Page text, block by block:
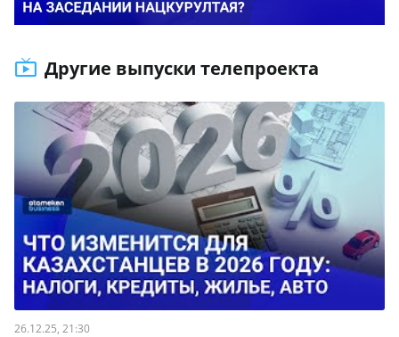
Другие выпуски телепроекта
26.12.25, 21:30